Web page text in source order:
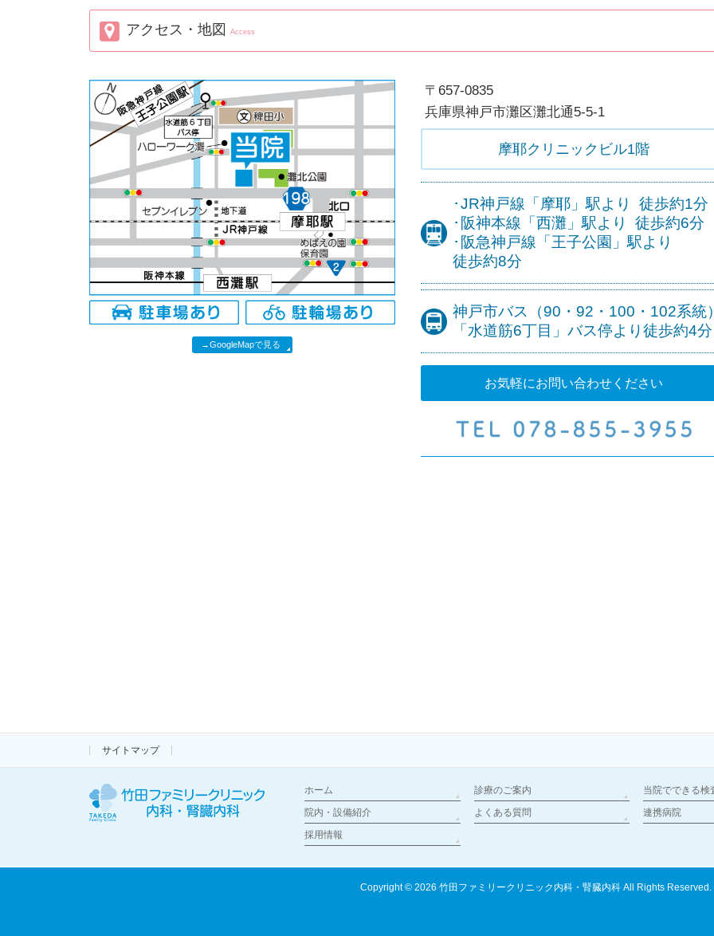
アクセス・地図 Access
→GoogleMapで見る
〒657-0835
兵庫県神戸市灘区灘北通5-5-1
摩耶クリニックビル1階
･JR神戸線 「摩耶」駅より 徒歩約1分
･阪神本線 「西灘」駅より 徒歩約6分
･阪急神戸線 「王子公園」駅より
徒歩約8分
神戸市バス（90・92・100・102系統
「水道筋6丁目」バス停より徒歩約4分
お気軽にお問い合わせください
サイトマップ
ホーム 診療のご案内
当院でできる検
院内・設備紹介
よくある質問
連携病院
採用情報
Copyright © 2026 竹田ファミリークリニック内科・腎臓内科All Rights Reserved.